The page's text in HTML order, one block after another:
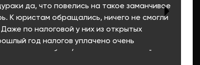
да, что повелись на такое заманчивое
К юристам обращались, ничего не смогли
по налоговой у них из открытых
год налогов уплачено очень
нет вообще (хотя говорю, со мной за